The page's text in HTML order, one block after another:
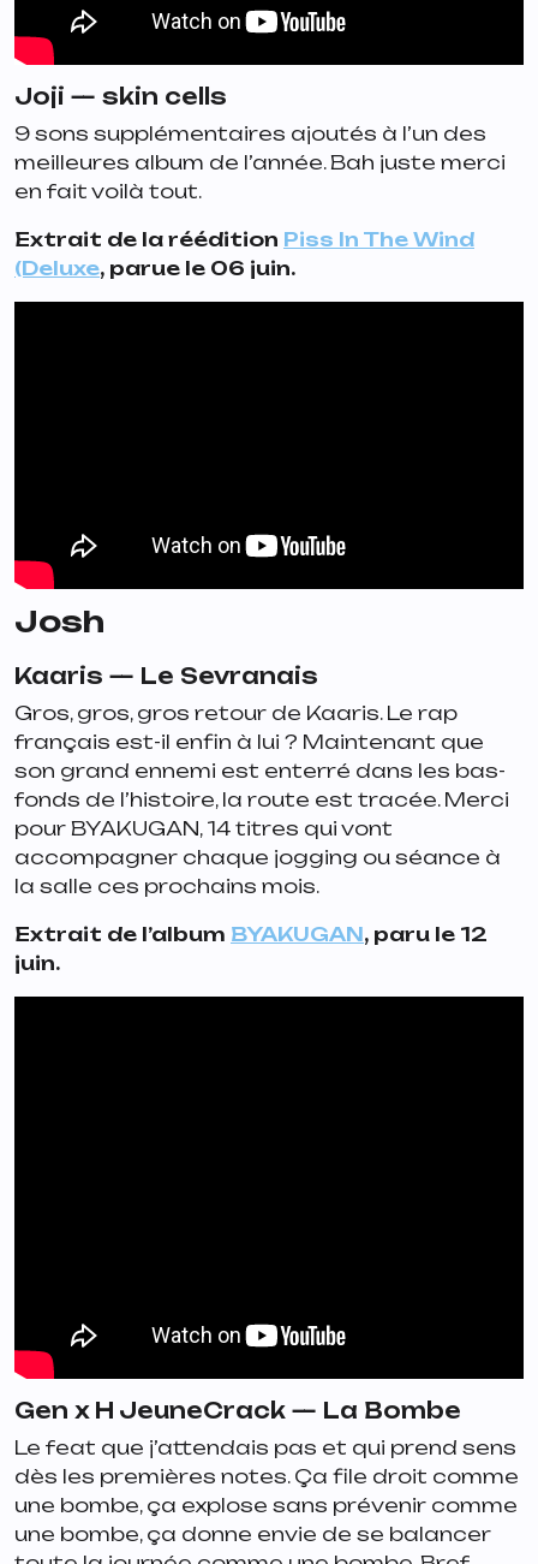
Joji — skin cells
9 sons supplémentaires ajoutés à l’un des
meilleures album de l’année. Bah juste merci
en fait voilà tout.
Extrait de la réédition Piss In The Wind
(Deluxe, parue le 06 juin.
Josh
Kaaris — Le Sevranais
Gros, gros, gros retour de Kaaris. Le rap
français est-il enfin à lui ? Maintenant que
son grand ennemi est enterré dans les bas-
fonds de l’histoire, la route est tracée. Merci
pour BYAKUGAN, 14 titres qui vont
accompagner chaque jogging ou séance à
la salle ces prochains mois.
Extrait de l’album BYAKUGAN, paru le 12
juin.
Gen x H JeuneCrack — La Bombe
Le feat que j’attendais pas et qui prend sens
dès les premières notes. Ça file droit comme
une bombe, ça explose sans prévenir comme
une bombe, ça donne envie de se balancer